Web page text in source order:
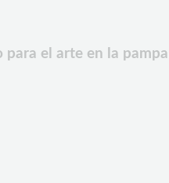
el arte en la pampa